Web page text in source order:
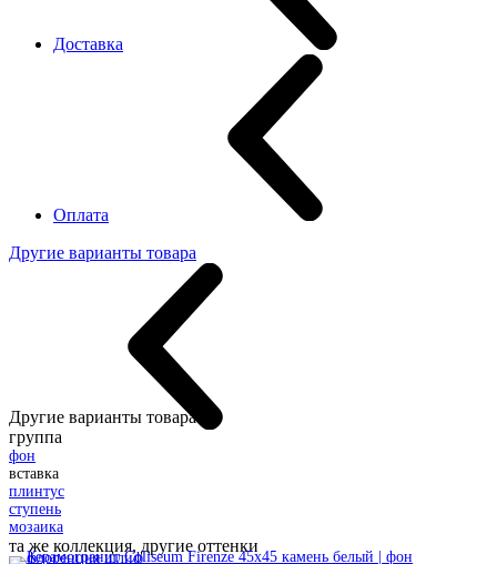
Доставка
Оплата
Другие варианты товара
Другие варианты товара:
группа
фон
вставка
плинтус
ступень
мозаика
та же коллекция, другие оттенки